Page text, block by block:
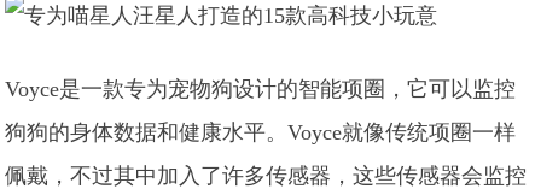
Voyce是一款专为宠物狗设计的智能项圈，它可以监控
狗狗的身体数据和健康水平。Voyce就像传统项圈一样
佩戴，不过其中加入了许多传感器，这些传感器会监控